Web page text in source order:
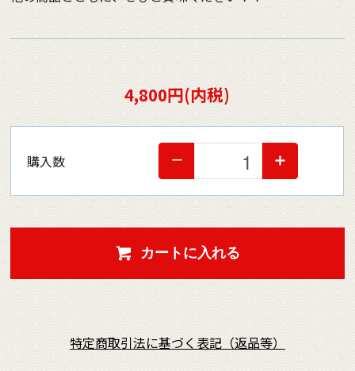
4,800円(内税)
購入数
カートに入れる
特定商取引法に基づく表記（返品等）